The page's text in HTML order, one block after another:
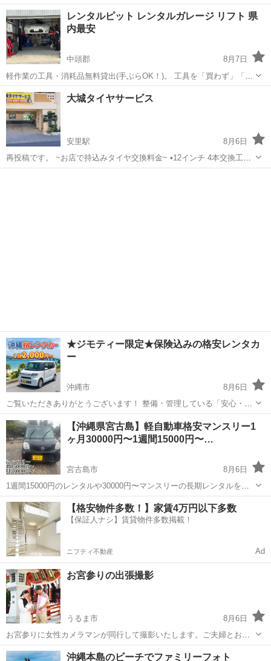
レンタルピット レンタルガレージ リフト 県
内最安
中頭郡
8月7日
軽作業の工具・消耗品無料貸出(手ぶらOK！)。 工具を「買わず」「運
ばず」すぐに作業可能。 ☆免責事項☆ 自動車整備の危険性を認識し自
己責任において作業を行ってください。当店は、「お客様自身のセル
フ作業」を前提...
沖縄 中頭郡 その他 ガレージ
大城タイヤサービス
安里駅
8月6日
再投稿です。 ~お店で持込みタイヤ交換料金~ •12インチ 4本交換工賃
6000円※ •13〜15インチ 4本交換工賃7000円※ •16〜17インチ 4本交換
★ジモティー限定★保険込みの格安レンタカ
ー
沖縄市
8月6日
ご覧いただきありがとうございます！ 整備・管理している「安心・安
全の“わ”ナンバー正規格安レンタカー」です。 個人事業の為、格安で
の貸し出しです。 軽自動車を、安心の保険コミコミ価格で格安貸し出
しいたします！ ...
沖縄 沖縄市 その他 貸出
【沖縄県宮古島】軽自動車格安マンスリー1
ヶ月30000円〜1週間15000円〜…
宮古島市
8月6日
1週間15000円のレンタルや30000円〜マンスリーの長期レンタルを受
け付けております。 任意保険は別途かかります。 主に軽自動車になり
ます。 車の指定はできないのでその時空いてる車になります！ プリウ
スもありますが金...
沖縄 宮古島市 その他 マンスリー
【格安物件多数！】家賃4万円以下多数
【保証人ナシ】賃貸物件多数掲載！
ニフティ不動産 Ad
お宮参りの出張撮影
うるま市
8月6日
お宮参りに女性カメラマンが同行して撮影いたします。ご夫婦とお子
様だけでなく、同行されるご祖父母様との撮影も可能です。お気軽に
お問い合わせください。 通常プラン ￥22,000（税込）／1時間 データ
沖縄 うるま市 その他 出張撮影
沖縄本島のビーチでファミリーフォト